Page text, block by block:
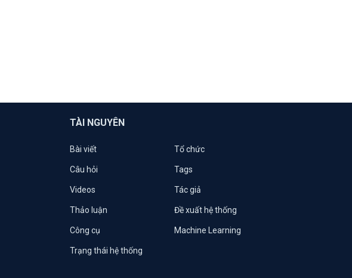
TÀI NGUYÊN
Bài viết Tổ chức
Câu hỏi Tags
Videos Tác giả
Thảo luận Đề xuất hệ thống
Công cụ Machine Learning
Trạng thái hệ thống